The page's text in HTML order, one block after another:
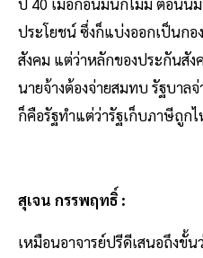
ประโยชน์ ซึ่งก็แบ่งออกเป็นก
สังคม แต่ว่าหลักของประกันสัง
นายจ้างต้องจ่ายสมทบ รัฐบาล
ก็คือรัฐทำแต่ว่ารัฐเก็บภาษีถูก
สุเจน กรรพฤทธิ์ :
เหมือนอาจารย์ปรีดีเสนอถึงขั้น